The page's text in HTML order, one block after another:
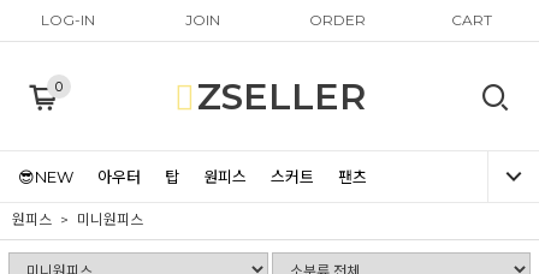
LOG-IN JOIN ORDER CART
0 ZSELLER
😎NEW 아우터 탑 원피스 스커트 팬츠
원피스 미니원피스